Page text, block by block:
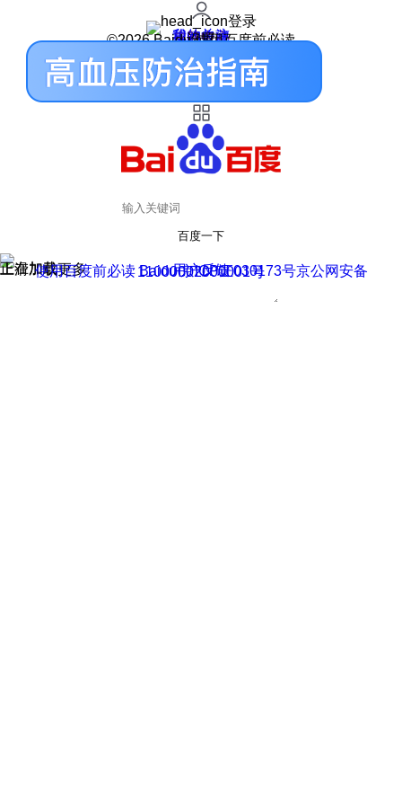
登录
我的关注
我的收藏
皮肤中心
用户反馈
设置
©2026 Baidu 使用百度前必读
百度一下
正在加载
上滑加载更多 用户反馈
使用百度前必读 Baidu 京ICP证030173号
京公网安备11000002000001号